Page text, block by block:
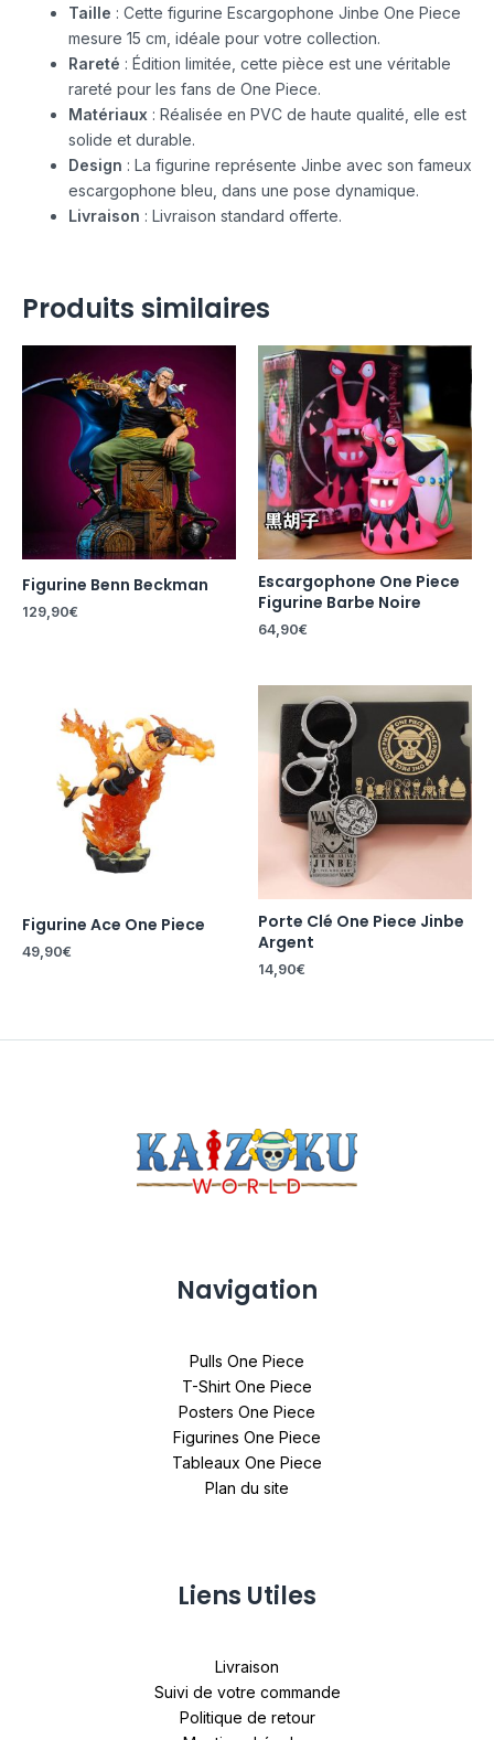
Taille : Cette figurine Escargophone Jinbe One Piece
mesure 15 cm, idéale pour votre collection.
Rareté : Édition limitée, cette pièce est une véritable
rareté pour les fans de One Piece.
Matériaux : Réalisée en PVC de haute qualité, elle est
solide et durable.
Design : La figurine représente Jinbe avec son fameux
escargophone bleu, dans une pose dynamique.
Livraison : Livraison standard offerte.
Produits similaires
Figurine Benn Beckman
129,90€
Escargophone One Piece
Figurine Barbe Noire
64,90€
Figurine Ace One Piece
49,90€
Porte Clé One Piece Jinbe
Argent
14,90€
Navigation
Pulls One Piece
T-Shirt One Piece
Posters One Piece
Figurines One Piece
Tableaux One Piece
Plan du site
Liens Utiles
Livraison
Suivi de votre commande
Politique de retour